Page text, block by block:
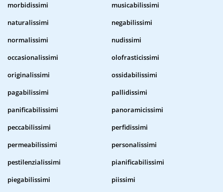
morbidissimi
musicabilissimi
naturalissimi
negabilissimi
normalissimi
nudissimi
occasionalissimi
olofrasticissimi
originalissimi
ossidabilissimi
pagabilissimi
pallidissimi
panificabilissimi
panoramicissimi
peccabilissimi
perfidissimi
permeabilissimi
personalissimi
pestilenzialissimi
pianificabilissimi
piegabilissimi
piissimi